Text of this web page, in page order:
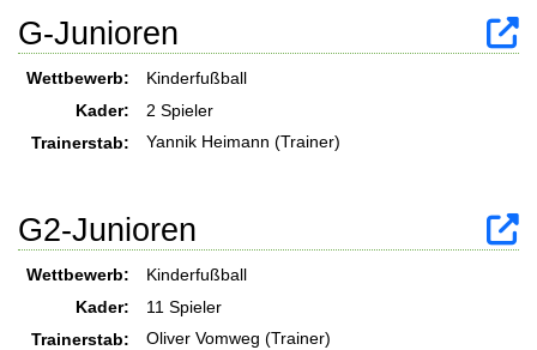
G-Junioren
Wettbewerb:
Kinderfußball
Kader:
2 Spieler
Trainerstab:
Yannik Heimann (Trainer)
G2-Junioren
Wettbewerb:
Kinderfußball
Kader:
11 Spieler
Trainerstab:
Oliver Vomweg (Trainer)